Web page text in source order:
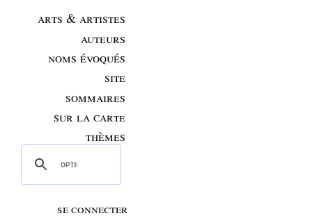
arts & artistes
auteurs
noms évoqués
site
sommaires
sur la carte
thèmes
se connecter